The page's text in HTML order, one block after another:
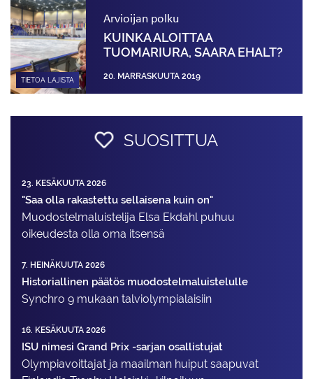
TIETOA LAJISTA
Arvioijan polku
KUINKA ALOITTAA
TUOMARIURA, SAARA EHALT?
20. MARRASKUUTA 2019
SUOSITTUA
23. KESÄKUUTA 2026
"Saa olla rakastettu sellaisena kuin on"
Muodostelma­luistelija Elsa Ekdahl puhuu
oikeudesta olla oma itsensä
7. HEINÄKUUTA 2026
Historiallinen päätös muodostelmaluistelulle
Synchro 9 mukaan talviolympialaisiin
16. KESÄKUUTA 2026
ISU nimesi Grand Prix -sarjan osallistujat
Olympiavoittajat ja maailman huiput saapuvat